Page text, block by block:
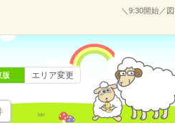
＼9:30開始／
版 エリア変更